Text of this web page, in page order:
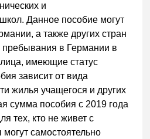
и
Данное пособие могут
а также других стран
в Германии в
лица, имеющие статус
зависит от вида
жилья учащегося и других
сумма пособия с 2019 года
тех, кто не живет с
самостоятельно